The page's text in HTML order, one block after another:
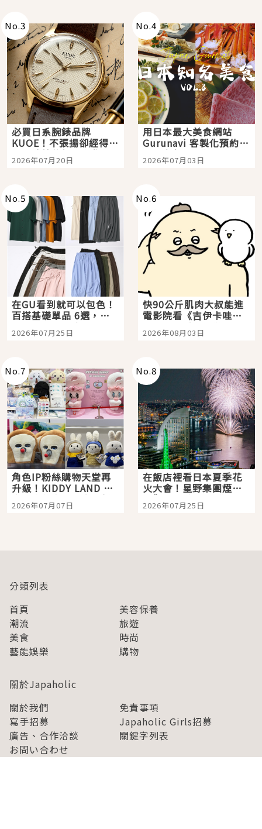
No.3
必買日系腕錶品牌
KUOE！不張揚卻經得起
時間洗鍊的經典之作五
選
2026年07月20日
No.4
用日本最大美食網站
Gurunavi 客製化預約九
大都市餐廳，打造專屬
美食體驗！
2026年07月03日
No.5
在GU看到就可以包色！
百搭基礎單品 6選，閉
眼全收也不心疼
2026年07月25日
No.6
快90公斤肌肉大叔能進
電影院看《吉伊卡哇》
嗎？日本重金屬樂團
「打首」會長與nagano
2026年08月03日
No.7
角色IP粉絲購物天堂再
升級！KIDDY LAND 原
宿店吉伊卡哇迎客，新
開幕 OMOKADO 店3分
2026年07月07日
No.8
在飯店裡看日本夏季花
火大會！星野集團煙火
景觀飯店6選，讓你不用
人擠人悠閒欣賞
2026年07月25日
分類列表
首頁
美容保養
潮流
旅遊
美食
時尚
藝能娛樂
購物
關於Japaholic
關於我們
免責事項
寫手招募
Japaholic Girls招募
廣告、合作洽談
關鍵字列表
お問い合わせ